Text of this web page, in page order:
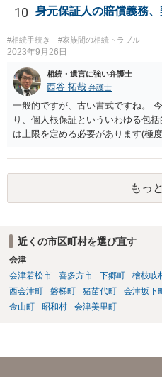
益がないと考えている可能性もあ
めて、弁護士見解を確認等するた
います。単に面倒臭いということで
れば、当該弁護士との委任関係を
出することを検討なさった方がよい
10 身元保証人の賠償義務
#相続手続き #家族間の相続トラブル
2023年9月26日
相続・遺言に強い弁護士
西谷 拓哉 弁護士
一般的ですが、古い書式ですね。
り、個人根保証といういわゆる包
は上限を定める必要があります(極
り、会社側は請求できない可能性
もっ
近くの市区町村を選び直す
会津
会津若松市
喜多方市 下郷町 檜枝岐
西会津町
磐梯町 猪苗代町 会津坂下
金山町
昭和村 会津美里町